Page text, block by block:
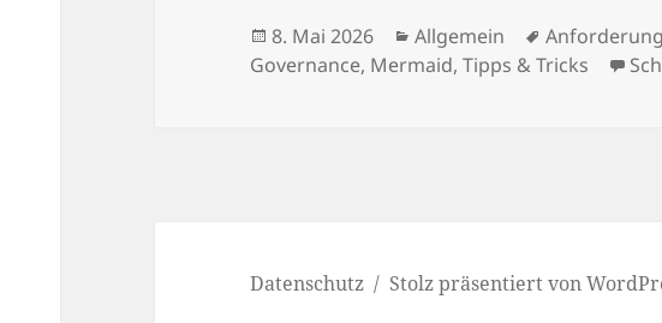
Veröffentlicht
am
8. Mai 2026 Kategorien
Allgemein
Governance, Mermaid,Tipps & Tricks
Datenschutz Stolz präsentiert von